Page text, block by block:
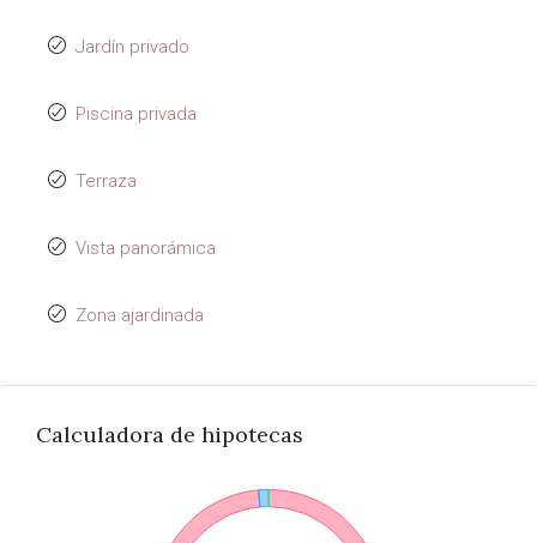
Jardín privado
Piscina privada
Terraza
Vista panorámica
Zona ajardinada
Calculadora de hipotecas